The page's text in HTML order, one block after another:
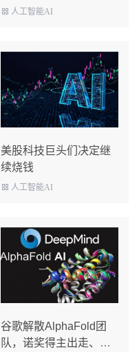
人工智能AI
美股科技巨头们决定继
续烧钱
人工智能AI
谷歌解散AlphaFold团
队，诺奖得主出走、资